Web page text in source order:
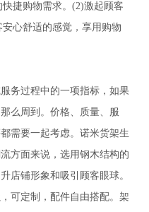
捷购物需求。(2)激起顾客
心舒适的感觉，享用购物
务过程中的一项指标，如果
么周到。价格、质量、服
需要一起考虑。诺米货架生
方面来说，选用钢木结构的
店铺形象和吸引顾客眼球。
可定制，配件自由搭配。架